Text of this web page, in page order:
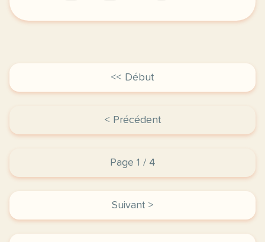
didomi host didomi components button cursor
<< Début
< Précédent
Page 1 / 4
Suivant >